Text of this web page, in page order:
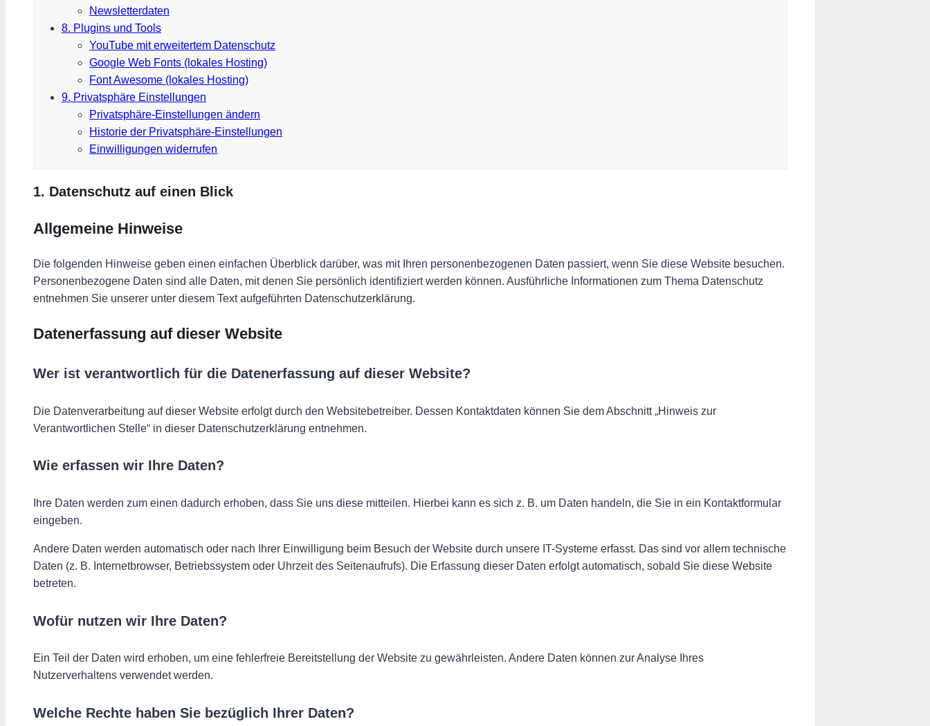
Newsletter­daten
8. Plugins und Tools
YouTube mit erweitertem Datenschutz
Google Web Fonts (lokales Hosting)
Font Awesome (lokales Hosting)
9. Privatsphäre Einstellungen
Privatsphäre-Einstellungen ändern
Historie der Privatsphäre-Einstellungen
Einwilligungen widerrufen
1. Datenschutz auf einen Blick
Allgemeine Hinweise
Die folgenden Hinweise geben einen einfachen Überblick darüber, was mit Ihren personenbezogenen Daten passiert, wenn Sie diese Website besuchen.
Personenbezogene Daten sind alle Daten, mit denen Sie persönlich identifiziert werden können. Ausführliche Informationen zum Thema Datenschutz
entnehmen Sie unserer unter diesem Text aufgeführten Datenschutzerklärung.
Datenerfassung auf dieser Website
Wer ist verantwortlich für die Datenerfassung auf dieser Website?
Die Datenverarbeitung auf dieser Website erfolgt durch den Websitebetreiber. Dessen Kontaktdaten können Sie dem Abschnitt „Hinweis zur
Verantwortlichen Stelle“ in dieser Datenschutzerklärung entnehmen.
Wie erfassen wir Ihre Daten?
Ihre Daten werden zum einen dadurch erhoben, dass Sie uns diese mitteilen. Hierbei kann es sich z. B. um Daten handeln, die Sie in ein Kontaktformular
eingeben.
Andere Daten werden automatisch oder nach Ihrer Einwilligung beim Besuch der Website durch unsere IT-Systeme erfasst. Das sind vor allem technische
Daten (z. B. Internetbrowser, Betriebssystem oder Uhrzeit des Seitenaufrufs). Die Erfassung dieser Daten erfolgt automatisch, sobald Sie diese Website
betreten.
Wofür nutzen wir Ihre Daten?
Ein Teil der Daten wird erhoben, um eine fehlerfreie Bereitstellung der Website zu gewährleisten. Andere Daten können zur Analyse Ihres
Nutzerverhaltens verwendet werden.
Welche Rechte haben Sie bezüglich Ihrer Daten?